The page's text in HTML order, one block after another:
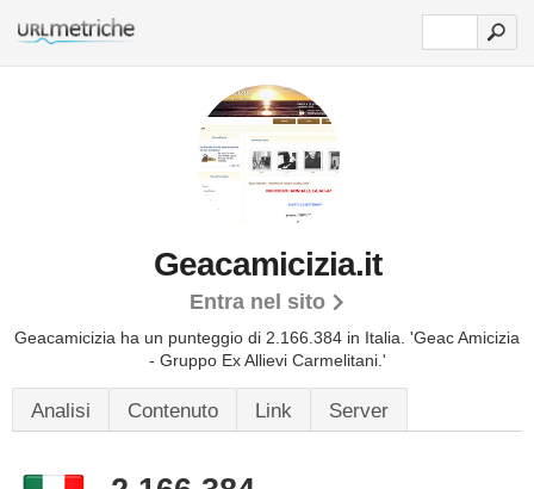
Geacamicizia.it
Entra nel sito
Geacamicizia ha un punteggio di 2.166.384 in Italia. 'Geac Amicizia
- Gruppo Ex Allievi Carmelitani.'
Analisi Contenuto Link Server